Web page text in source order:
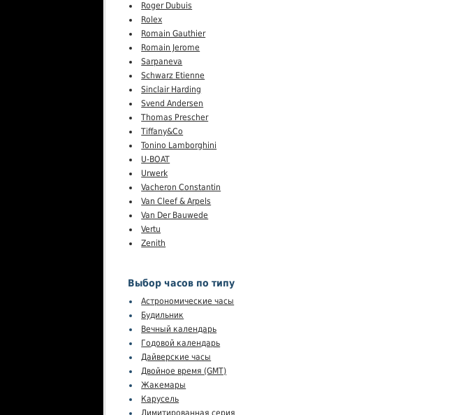
Roger Dubuis
Rolex
Romain Gauthier
Romain Jerome
Sarpaneva
Schwarz Etienne
Sinclair Harding
Svend Andersen
Thomas Prescher
Tiffany&Co
Tonino Lamborghini
U-BOAT
Urwerk
Vacheron Constantin
Van Cleef & Arpels
Van Der Bauwede
Vertu
Zenith
Выбор часов по типу
Астрономические часы
Будильник
Вечный календарь
Годовой календарь
Дайверские часы
Двойное время (GMT)
Жакемары
Карусель
Лимитированная серия